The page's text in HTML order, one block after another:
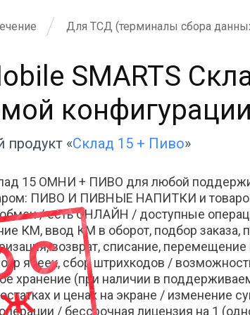
Для ТСД (терминалы сбора
SMARTS
«Склад 15 + Пиво»
15 ОМНИ + ПИВО для любой
ПИВО И ПИВНЫЕ НАПИТКИ и
/ есть ОНЛАЙН / доступные
КМ, ввод КМ в оборот, подбор заказа,
возврат, списание,
ячеек, сбор штрихкодов /
хранение (при наличии в
остатках и ценах на экране / изменение
/ бессрочная лицензия на 1